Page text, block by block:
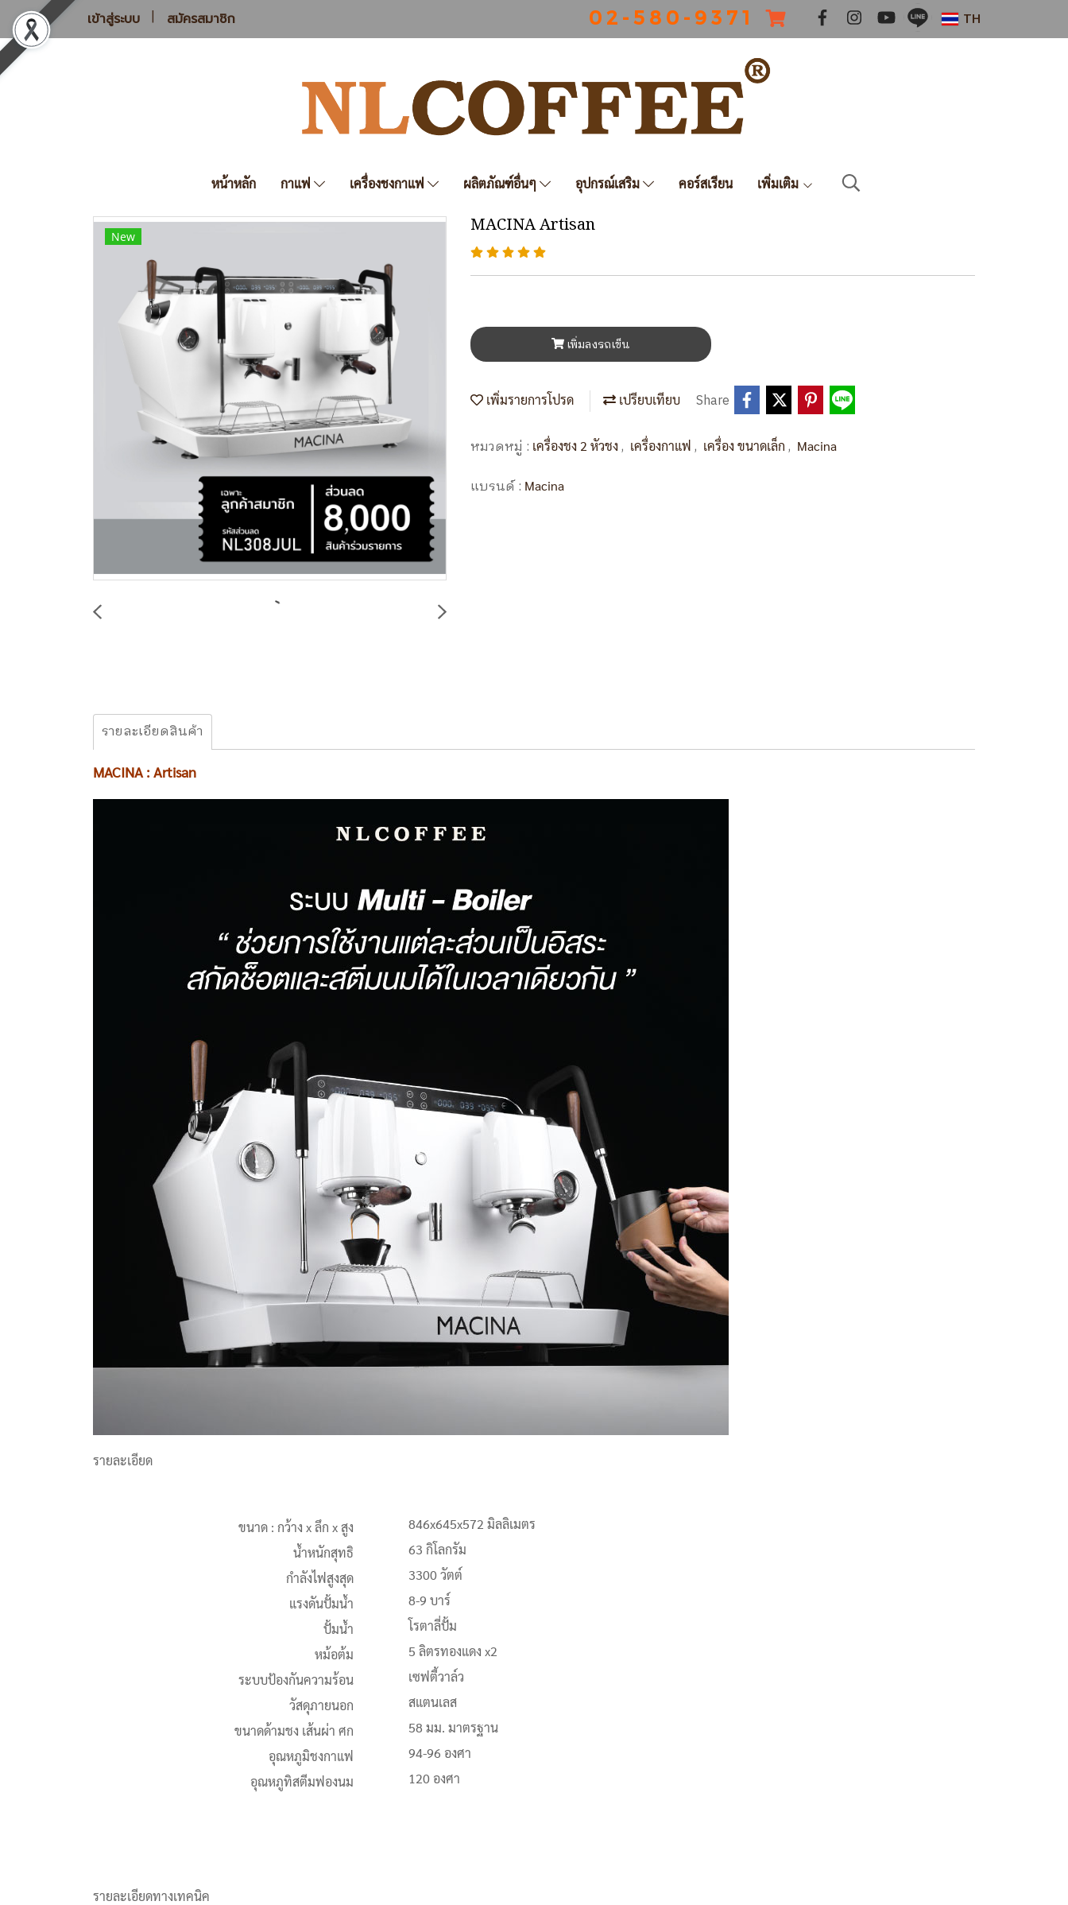
เข้าสู่ระบบ สมัครสมาชิก 0 2 - 5 8 0 - 9 3 7 1 TH
หน้าหลัก กาแฟ เครื่องชงกาแฟ ผลิตภัณฑ์อื่นๆ อุปกรณ์เสริม คอร์สเรียน เพิ่มเติม
New MACINA Artisan
เพิ่มลงรถเข็น
เพิ่มรายการโปรด เปรียบเทียบ Share
หมวดหมู่ : เครื่องชง 2 หัวชง , เครื่องกาแฟ , เครื่อง ขนาดเล็ก , Macina
แบรนด์ : Macina
รายละเอียดสินค้า
MACINA : Artisan
รายละเอียด
ขนาด : กว้าง x ลึก x สูง
น้ำหนักสุทธิ
กำลังไฟสูงสุด
แรงดันปั้มน้ำ
ปั้มน้ำ
หม้อต้ม
ระบบป้องกันความร้อน
วัสดุภายนอก
ขนาดด้ามชง เส้นผ่า ศก
อุณหภูมิชงกาแฟ
อุณหภูทิสตีมฟองนม
846x645x572 มิลลิเมตร
63 กิโลกรัม
3300 วัตต์
8-9 บาร์
โรตาลี่ปั้ม
5 ลิตรทองแดง x2
เซฟตี้วาล์ว
สแตนเลส
58 มม. มาตรฐาน
94-96 องศา
120 องศา
รายละเอียดทางเทคนิค